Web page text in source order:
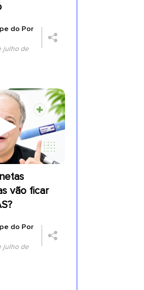
do Por
julho de
vão ficar
do Por
julho de